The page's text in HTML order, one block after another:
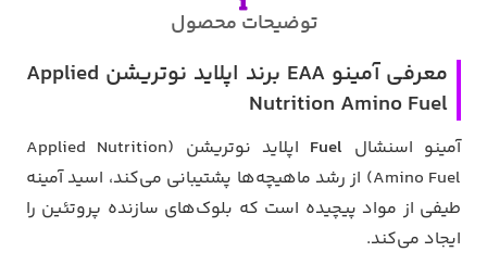
توضیحات محصول
معرفی آمینو EAA برند اپلاید نوتریشن Applied
Nutrition Amino Fuel
آمینو اسنشال Fuel
اپلاید نوتریشن (Applied Nutrition
Amino Fuel) از رشد ماهیچه‌ها پشتیبانی می‌کند، اسید آمینه
طیفی از مواد پیچیده است که بلوک‌های سازنده پروتئین را
ایجاد می‌کند.